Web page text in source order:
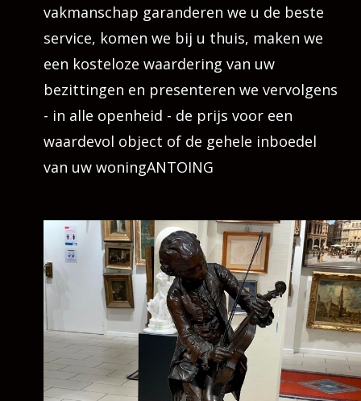
vakmanschap garanderen we u de beste
service, komen we bij u thuis, maken we
een kosteloze waardering van uw
bezittingen en presenteren we vervolgens
- in alle openheid - de prijs voor een
waardevol object of de gehele inboedel
van uw woningANTOING